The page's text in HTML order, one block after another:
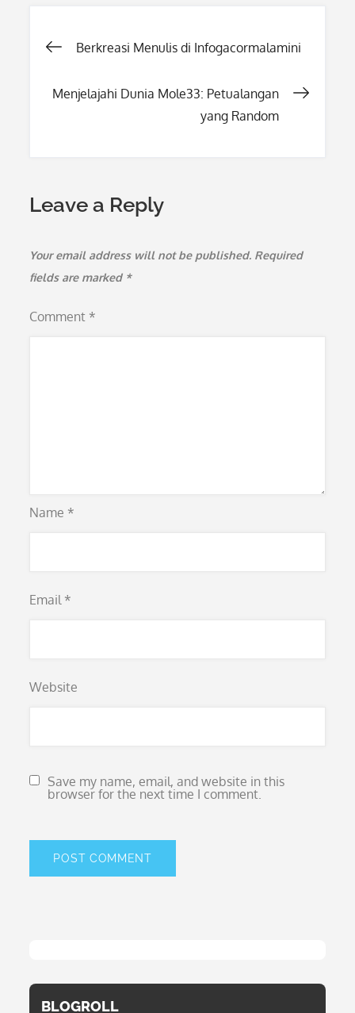
Post
navigation
Berkreasi Menulis di Infogacormalamini
Menjelajahi Dunia Mole33: Petualangan
yang Random
Leave a Reply
Your email address will not be published. Required
fields are marked *
Comment *
Name *
Email *
Website
Save my name, email, and website in this
browser for the next time I comment.
BLOGROLL